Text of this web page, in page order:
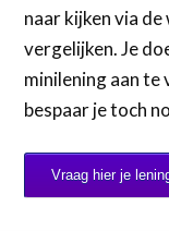
naar kijken via de
vergelijken. Je
minilening aan te
bespaar je toch
Vraag hier je